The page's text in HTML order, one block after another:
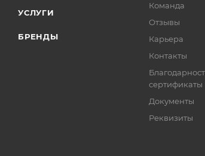
УСЛУГИ
БРЕНДЫ
Команда
Отзывы
Карьера
Контакты
сертификаты
Документы
Реквизиты